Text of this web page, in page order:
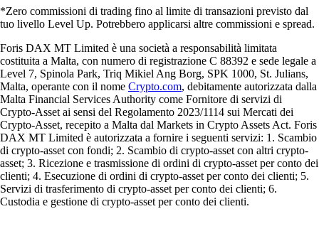
*Zero commissioni di trading fino al limite di transazioni previsto dal
tuo livello Level Up. Potrebbero applicarsi altre commissioni e spread.
Foris DAX MT Limited è una società a responsabilità limitata
costituita a Malta, con numero di registrazione C 88392 e sede legale a
Level 7, Spinola Park, Triq Mikiel Ang Borg, SPK 1000, St. Julians,
Malta, operante con il nome Crypto.com, debitamente autorizzata dalla
Malta Financial Services Authority come Fornitore di servizi di
Crypto-Asset ai sensi del Regolamento 2023/1114 sui Mercati dei
Crypto-Asset, recepito a Malta dal Markets in Crypto Assets Act. Foris
DAX MT Limited è autorizzata a fornire i seguenti servizi: 1. Scambio
di crypto-asset con fondi; 2. Scambio di crypto-asset con altri crypto-
asset; 3. Ricezione e trasmissione di ordini di crypto-asset per conto dei
clienti; 4. Esecuzione di ordini di crypto-asset per conto dei clienti; 5.
Servizi di trasferimento di crypto-asset per conto dei clienti; 6.
Custodia e gestione di crypto-asset per conto dei clienti.